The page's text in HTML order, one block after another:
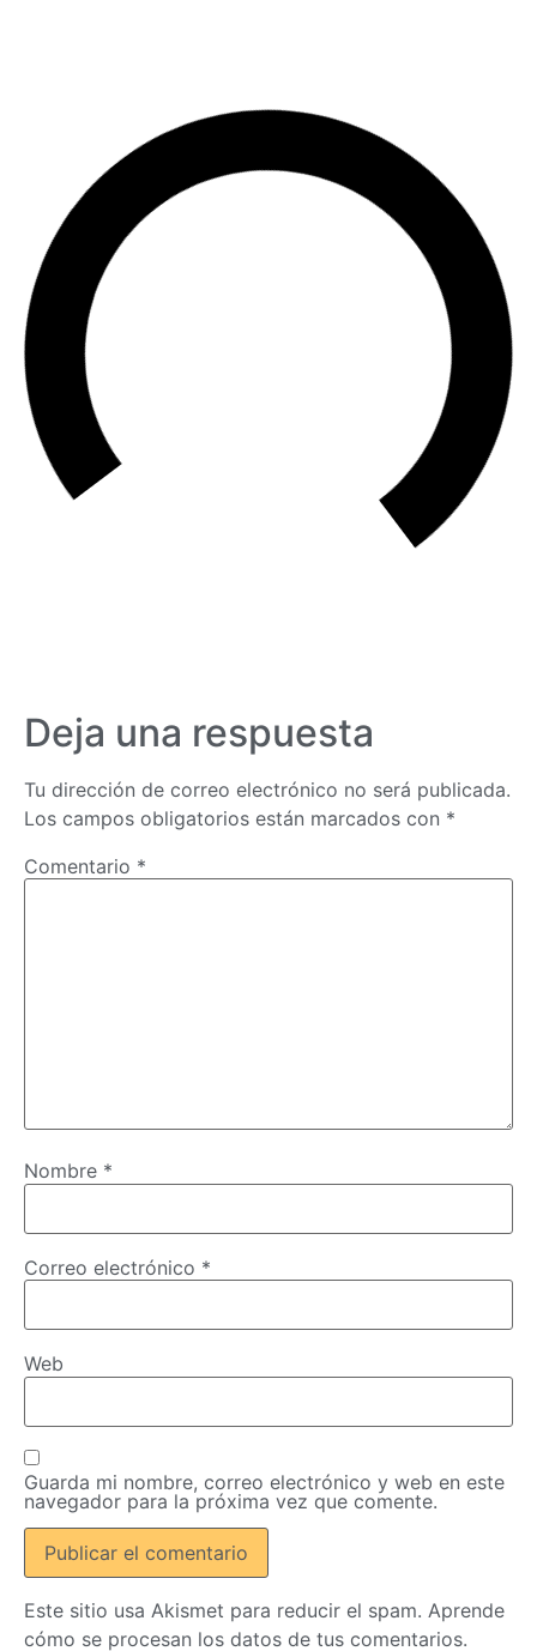
Deja una respuesta
Tu dirección de correo electrónico no será publicada.
Los campos obligatorios están marcados con *
Comentario *
Nombre *
Correo electrónico *
Web
Guarda mi nombre, correo electrónico y web en este
navegador para la próxima vez que comente.
Este sitio usa Akismet para reducir el spam. Aprende
cómo se procesan los datos de tus comentarios.